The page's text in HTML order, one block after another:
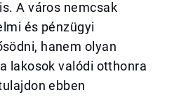
A város nemcsak
és pénzügyi
hanem olyan
lakosok valódi otthonra
ebben